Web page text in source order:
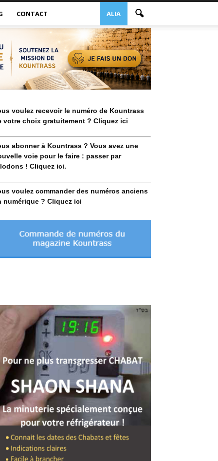
ALIA
CONTACT
voulez recevoir le numéro de Kountrass
votre choix gratuitement ? Cliquez ici
abonner à Kountrass ? Vous avez une
voie pour le faire : passer par
! Cliquez ici.
voulez commander des numéros anciens
numérique ? Cliquez ici